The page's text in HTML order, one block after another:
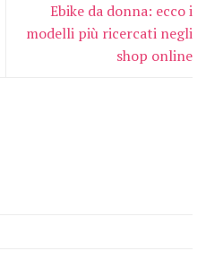
Ebike da donna: ecco i
modelli più ricercati negli
shop online